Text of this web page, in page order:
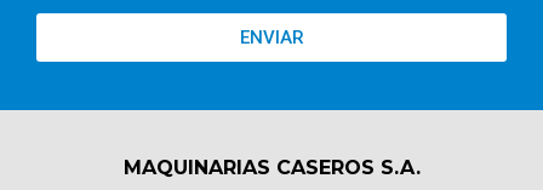
ENVIAR
MAQUINARIAS CASEROS S.A.